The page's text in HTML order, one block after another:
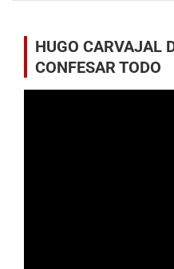
HUGO CARVAJAL
CONFESAR TODO